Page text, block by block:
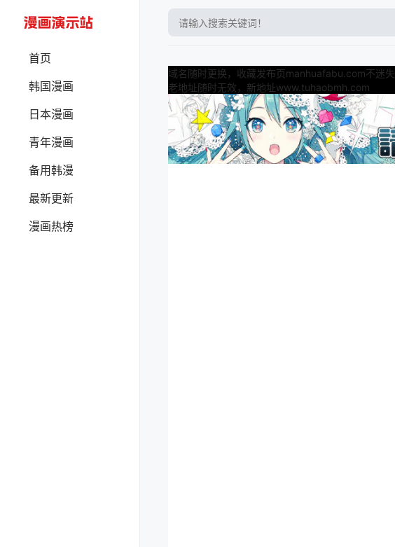
首页
韩国漫画
日本漫画
青年漫画
备用韩漫
最新更新
漫画热榜
域名随时更换，收藏发布页manhuafabu.com不迷失
老地址随时无效，新地址www.tuhaobmh.com